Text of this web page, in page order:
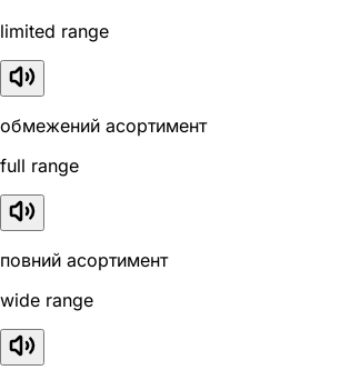
limited range
обмежений асортимент
full range
повний асортимент
wide range